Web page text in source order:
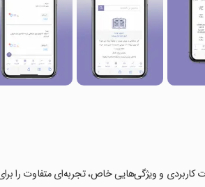
کاربردی و ویژگی‌هایی خاص، تجربه‌ای متفاوت را